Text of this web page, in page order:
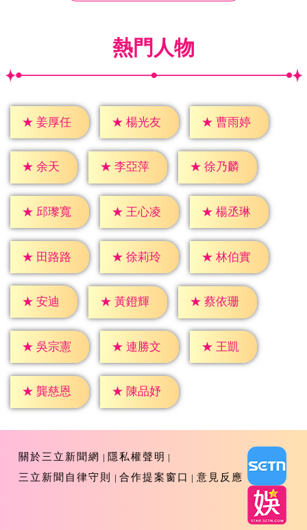
熱門人物
★ 姜厚任 ★ 楊光友 ★ 曹雨婷
★ 余天 ★ 李亞萍 ★ 徐乃麟
★ 邱瓈寬 ★ 王心凌 ★ 楊丞琳
★ 田路路 ★ 徐莉玲 ★ 林伯實
★ 安迪 ★ 黃鐙輝 ★ 蔡依珊
★ 吳宗憲 ★ 連勝文 ★ 王凱
★ 龔慈恩 ★ 陳品妤
關於三立新聞網
隱私權聲明
三立新聞自律守則
合作提案窗口 意見反應